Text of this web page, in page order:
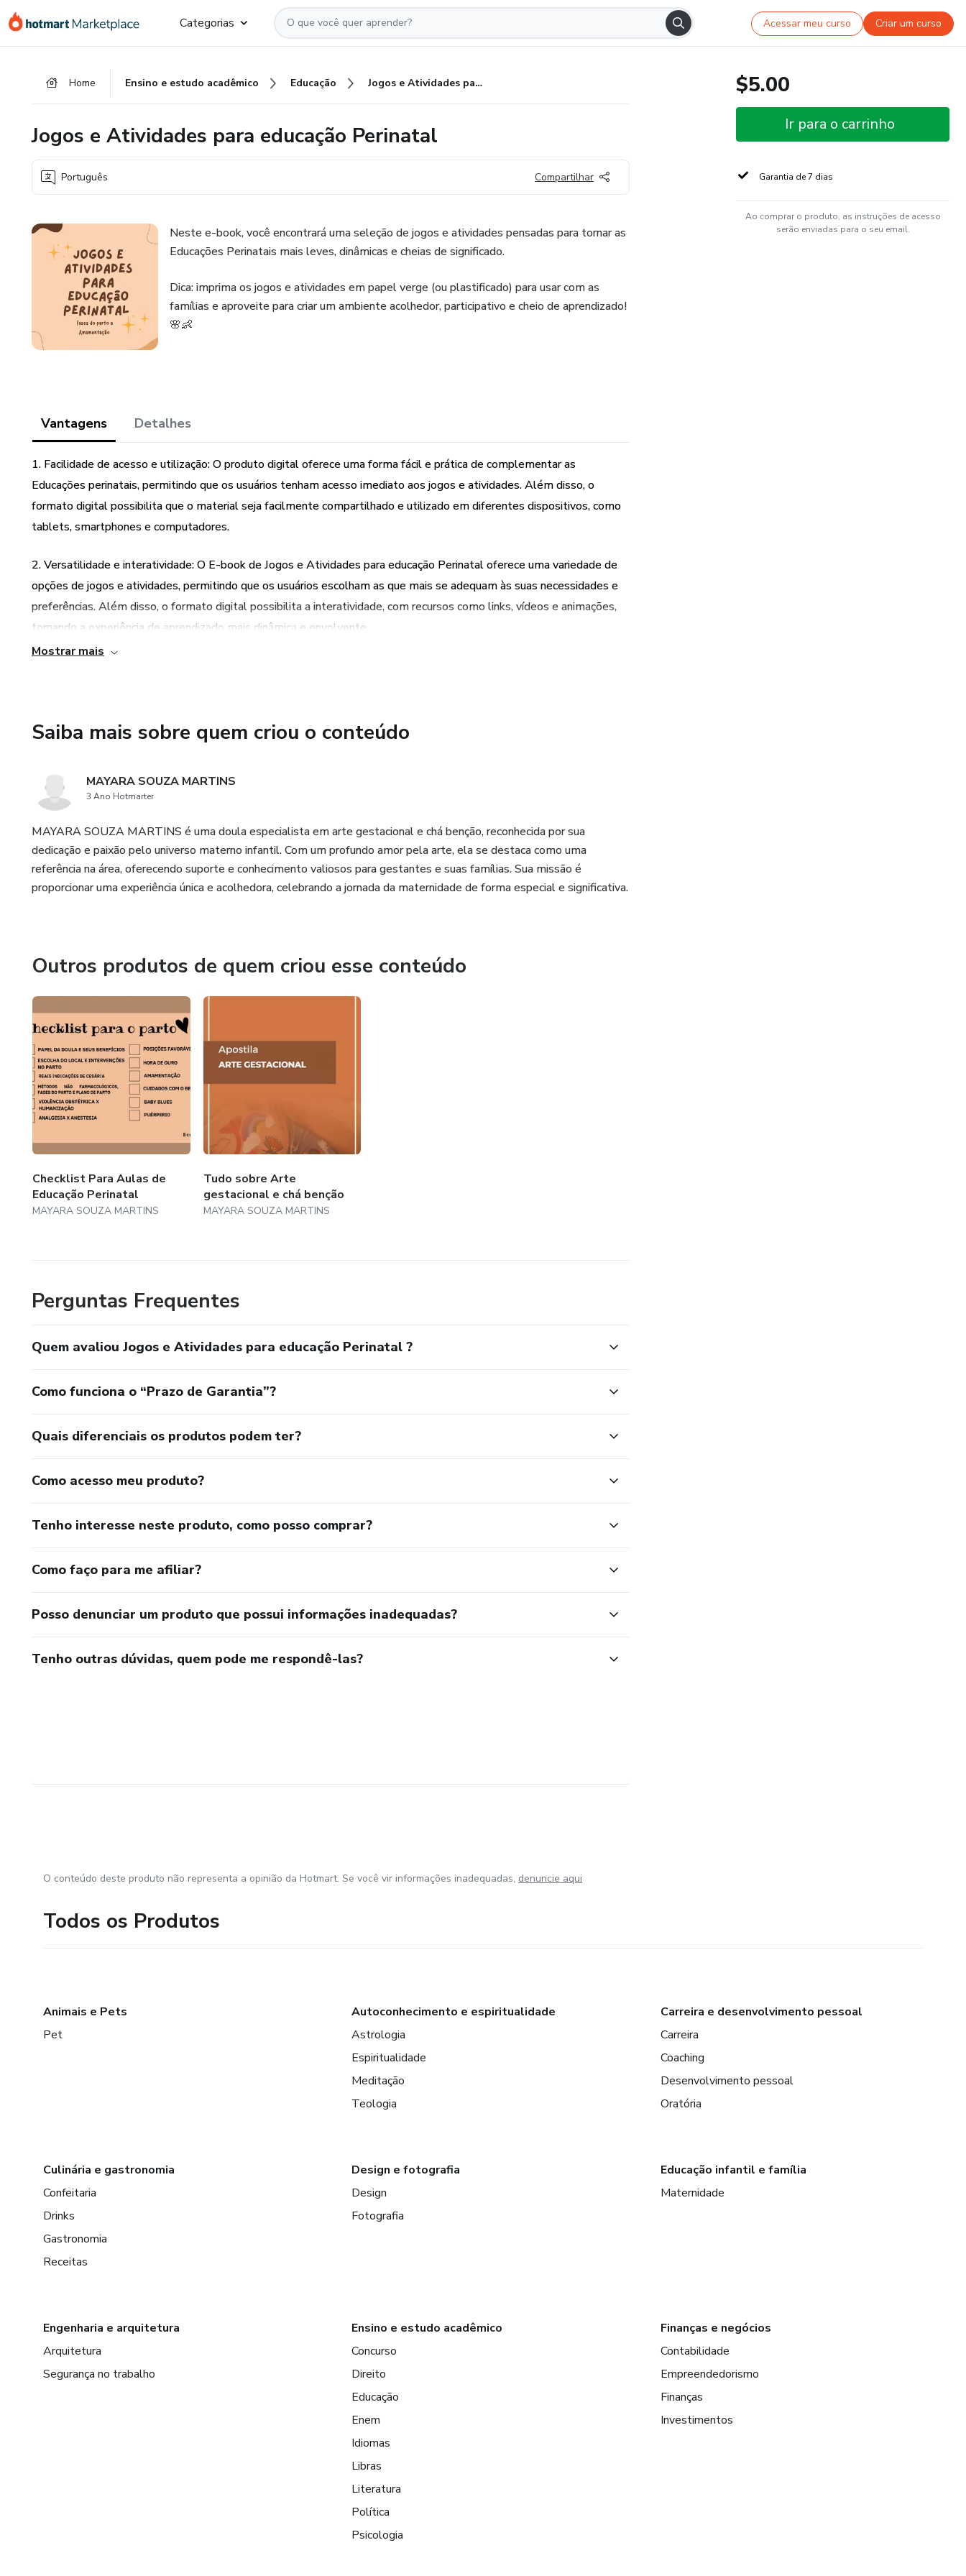
para
para
para
Categorias Acessar meu curso Criar um curso
Home Ensino e estudo acadêmico Educação Jogos e Atividades para educação Perinatal
Jogos e Atividades para educação Perinatal
Português Compartilhar
Neste e-book, você encontrará uma seleção de jogos e atividades pensadas para tornar as
Educações Perinatais mais leves, dinâmicas e cheias de significado.
Dica: imprima os jogos e atividades em papel verge (ou plastificado) para usar com as
famílias e aproveite para criar um ambiente acolhedor, participativo e cheio de aprendizado!
🌸👶
Vantagens Detalhes
1. Facilidade de acesso e utilização: O produto digital oferece uma forma fácil e prática de complementar as
Educações perinatais, permitindo que os usuários tenham acesso imediato aos jogos e atividades. Além disso, o
formato digital possibilita que o material seja facilmente compartilhado e utilizado em diferentes dispositivos, como
tablets, smartphones e computadores.
2. Versatilidade e interatividade: O E-book de Jogos e Atividades para educação Perinatal oferece uma variedade de
opções de jogos e atividades, permitindo que os usuários escolham as que mais se adequam às suas necessidades e
preferências. Além disso, o formato digital possibilita a interatividade, com recursos como links, vídeos e animações,
tornando a experiência de aprendizado mais dinâmica e envolvente.
Mostrar mais
Saiba mais sobre quem criou o conteúdo
MAYARA SOUZA MARTINS
3 Ano Hotmarter
MAYARA SOUZA MARTINS é uma doula especialista em arte gestacional e chá benção, reconhecida por sua
dedicação e paixão pelo universo materno infantil. Com um profundo amor pela arte, ela se destaca como uma
referência na área, oferecendo suporte e conhecimento valiosos para gestantes e suas famílias. Sua missão é
proporcionar uma experiência única e acolhedora, celebrando a jornada da maternidade de forma especial e significativa.
Outros produtos de quem criou esse conteúdo
Checklist Para Aulas de
Educação Perinatal
MAYARA SOUZA MARTINS
Tudo sobre Arte
gestacional e chá benção
MAYARA SOUZA MARTINS
Perguntas Frequentes
Quem avaliou Jogos e Atividades para educação Perinatal ?
Como funciona o “Prazo de Garantia”?
Quais diferenciais os produtos podem ter?
Como acesso meu produto?
Tenho interesse neste produto, como posso comprar?
Como faço para me afiliar?
Posso denunciar um produto que possui informações inadequadas?
Tenho outras dúvidas, quem pode me respondê-las?
$5.00
Ir para o carrinho
Garantia de 7 dias
Ao comprar o produto, as instruções de acesso
serão enviadas para o seu email.
O conteúdo deste produto não representa a opinião da Hotmart. Se você vir informações inadequadas, denuncie aqui
Todos os Produtos
Animais e Pets
Pet
Autoconhecimento e espiritualidade
Astrologia
Espiritualidade
Meditação
Teologia
Carreira e desenvolvimento pessoal
Carreira
Coaching
Desenvolvimento pessoal
Oratória
Culinária e gastronomia
Confeitaria
Drinks
Gastronomia
Receitas
Design e fotografia
Design
Fotografia
Educação infantil e família
Maternidade
Engenharia e arquitetura
Arquitetura
Segurança no trabalho
Ensino e estudo acadêmico
Concurso
Direito
Educação
Enem
Idiomas
Libras
Literatura
Política
Psicologia
Finanças e negócios
Contabilidade
Empreendedorismo
Finanças
Investimentos